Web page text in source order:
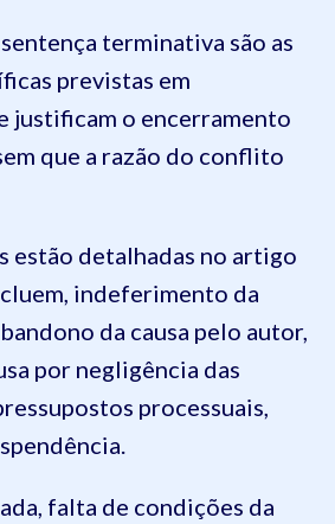
terminativa são as
previstas em
justificam o encerramento
que a razão do conflito
estão detalhadas no artigo
indeferimento da
da causa pelo autor,
por negligência das
processuais,
falta de condições da